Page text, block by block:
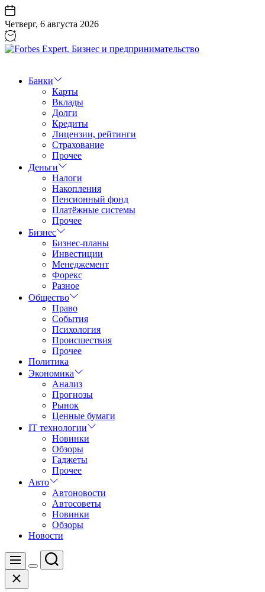
Перейти
к
содержанию
Четверг, 6 августа 2026
Бизнес
предпринимательство
Банки
Карты
Вклады
Долги
Кредиты
Лицензии, рейтинги
Страхование
Прочее
Деньги
Налоги
Накопления
Пенсионный фонд
Платёжные системы
Прочее
Бизнес
Бизнес-планы
Инвестиции
Менеджемент
Форекс
Разное
Общество
Право
События
Психология
Происшествия
Прочее
Политика
Экономика
Анализ
Прогнозы
Рынок
Ценные бумаги
IT технологии
Новинки
Обзоры
Гаджеты
Прочее
Авто
Автоновости
Автосоветы
Новинки
Обзоры
Новости
Меню
Цвет
Поиск
Закрыть